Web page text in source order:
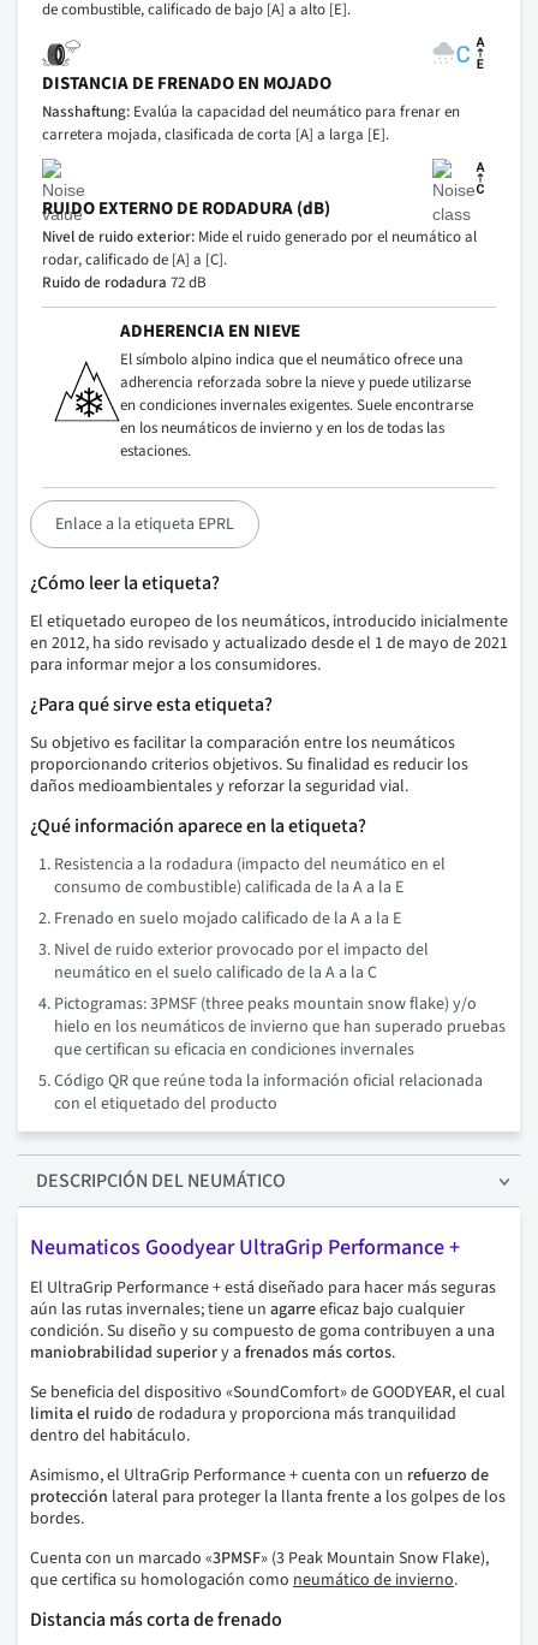
de combustible, calificado de bajo [A] a alto [E].
DISTANCIA DE FRENADO EN MOJADO
Nasshaftung: Evalúa la capacidad del neumático para frenar en
carretera mojada, clasificada de corta [A] a larga [E].
RUIDO EXTERNO DE RODADURA (dB)
Nivel de ruido exterior: Mide el ruido generado por el neumático al
rodar, calificado de [A] a [C].
Ruido de rodadura 72 dB
ADHERENCIA EN NIEVE
El símbolo alpino indica que el neumático ofrece una
adherencia reforzada sobre la nieve y puede utilizarse
en condiciones invernales exigentes. Suele encontrarse
en los neumáticos de invierno y en los de todas las
estaciones.
Enlace a la etiqueta EPRL
¿Cómo leer la etiqueta?
El etiquetado europeo de los neumáticos, introducido inicialmente
en 2012, ha sido revisado y actualizado desde el 1 de mayo de 2021
para informar mejor a los consumidores.
¿Para qué sirve esta etiqueta?
Su objetivo es facilitar la comparación entre los neumáticos
proporcionando criterios objetivos. Su finalidad es reducir los
daños medioambientales y reforzar la seguridad vial.
¿Qué información aparece en la etiqueta?
Resistencia a la rodadura (impacto del neumático en el
consumo de combustible) calificada de la A a la E
Frenado en suelo mojado calificado de la A a la E
Nivel de ruido exterior provocado por el impacto del
neumático en el suelo calificado de la A a la C
Pictogramas: 3PMSF (three peaks mountain snow flake) y/o
hielo en los neumáticos de invierno que han superado pruebas
que certifican su eficacia en condiciones invernales
Código QR que reúne toda la información oficial relacionada
con el etiquetado del producto
DESCRIPCIÓN DEL NEUMÁTICO
Neumaticos Goodyear UltraGrip Performance +
El UltraGrip Performance + está diseñado para hacer más seguras
aún las rutas invernales; tiene un agarreeficaz bajo cualquier
condición. Su diseño y su compuesto de goma contribuyen a una
maniobrabilidad superiory a frenados más cortos.
Se beneficia del dispositivo «SoundComfort» de GOODYEAR, el cual
limita el ruido de rodadura y proporciona más tranquilidad
dentro del habitáculo.
Asimismo, el UltraGrip Performance + cuenta con un refuerzo de
protección lateral para proteger la llanta frente a los golpes de los
bordes.
Cuenta con un marcado «3PMSF» (3 Peak Mountain Snow Flake),
que certifica su homologación como neumático de invierno.
Distancia más corta de frenado